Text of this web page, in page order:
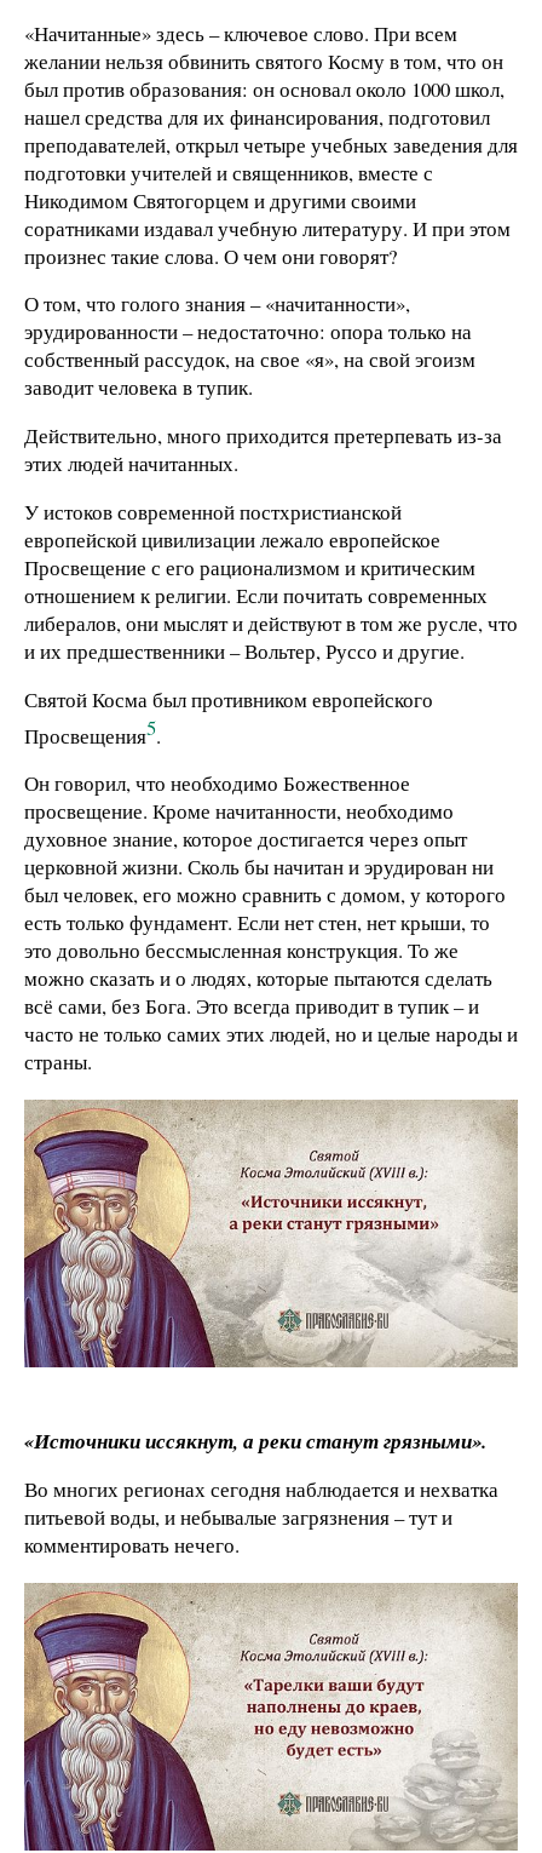
«Начитанные» здесь – ключевое слово. При всем
желании нельзя обвинить святого Косму в том, что он
был против образования: он основал около 1000 школ,
нашел средства для их финансирования, подготовил
преподавателей, открыл четыре учебных заведения для
подготовки учителей и священников, вместе с
Никодимом Святогорцем и другими своими
соратниками издавал учебную литературу. И при этом
произнес такие слова. О чем они говорят?
О том, что голого знания – «начитанности»,
эрудированности – недостаточно: опора только на
собственный рассудок, на свое «я», на свой эгоизм
заводит человека в тупик.
Действительно, много приходится претерпевать из-за
этих людей начитанных.
У истоков современной постхристианской
европейской цивилизации лежало европейское
Просвещение с его рационализмом и критическим
отношением к религии. Если почитать современных
либералов, они мыслят и действуют в том же русле, что
и их предшественники – Вольтер, Руссо и другие.
Святой Косма был противником европейского
Просвещения5.
Он говорил, что необходимо Божественное
просвещение. Кроме начитанности, необходимо
духовное знание, которое достигается через опыт
церковной жизни. Сколь бы начитан и эрудирован ни
был человек, его можно сравнить с домом, у которого
есть только фундамент. Если нет стен, нет крыши, то
это довольно бессмысленная конструкция. То же
можно сказать и о людях, которые пытаются сделать
всё сами, без Бога. Это всегда приводит в тупик – и
часто не только самих этих людей, но и целые народы и
страны.
«Источники иссякнут, а реки станут грязными».
Во многих регионах сегодня наблюдается и нехватка
питьевой воды, и небывалые загрязнения – тут и
комментировать нечего.